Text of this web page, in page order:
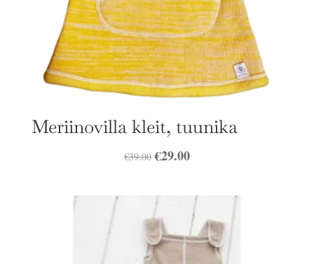
Meriinovilla kleit, tuunika
€39.00 Algne
oli:
€39.00.
€29.00Praegune
on:
€29.00.